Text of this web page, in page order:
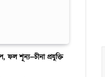
ফল শূন্য—চীনা প্রযুক্তি